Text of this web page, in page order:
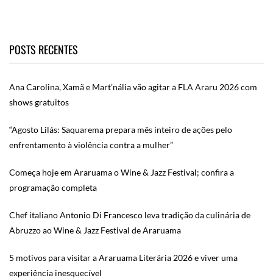
POSTS RECENTES
Ana Carolina, Xamã e Mart’nália vão agitar a FLA Araru 2026 com
shows gratuitos
“Agosto Lilás: Saquarema prepara mês inteiro de ações pelo
enfrentamento à violência contra a mulher”
Começa hoje em Araruama o Wine & Jazz Festival; confira a
programação completa
Chef italiano Antonio Di Francesco leva tradição da culinária de
Abruzzo ao Wine & Jazz Festival de Araruama
5 motivos para visitar a Araruama Literária 2026 e viver uma
experiência inesquecível